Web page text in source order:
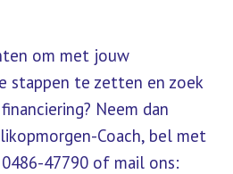
om met jouw
stappen te zetten en zoek
Neem dan
Coach, bel met
47790 of mail ons: